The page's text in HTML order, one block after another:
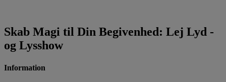
Skab Magi til Din Begivenhed: Lej Lyd -
og Lysshow
Information